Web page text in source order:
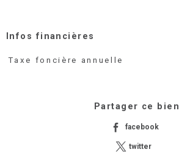
Infos financières
Caractéristiques Valeurs
Taxe foncière annuelle
Partager ce bien
facebook
twitter